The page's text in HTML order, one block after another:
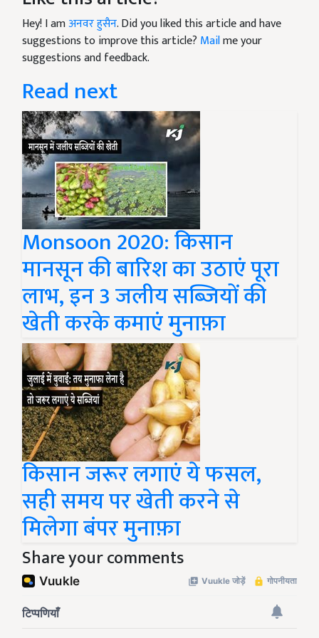
Hey! I amअनवर हुसैन. Did you liked this article and have
suggestions to improve this article? Mailme your
suggestions and feedback.
Read next
Monsoon 2020: किसान
मानसून की बारिश का उठाएं पूरा
लाभ, इन 3 जलीय सब्जियों की
खेती करके कमाएं मुनाफ़ा
किसान जरूर लगाएं ये फसल,
सही समय पर खेती करने से
मिलेगा बंपर मुनाफ़ा
Share your comments